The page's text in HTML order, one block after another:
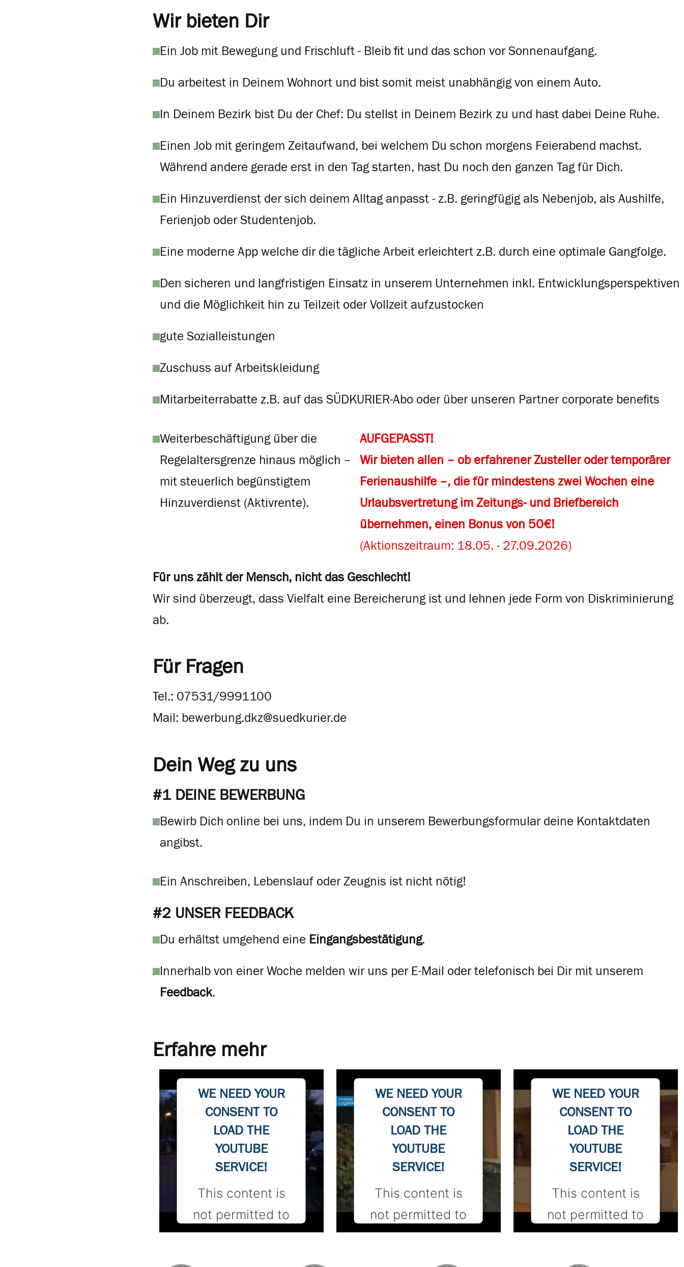
Wir bieten Dir
Ein Job mit Bewegung und Frischluft - Bleib fit und das schon vor Sonnenaufgang.
Du arbeitest in Deinem Wohnort und bist somit meist unabhängig von einem Auto.
In Deinem Bezirk bist Du der Chef: Du stellst in Deinem Bezirk zu und hast dabei Deine Ruhe.
Einen Job mit geringem Zeitaufwand, bei welchem Du schon morgens Feierabend machst.
Während andere gerade erst in den Tag starten, hast Du noch den ganzen Tag für Dich.
Ein Hinzuverdienst der sich deinem Alltag anpasst - z.B. geringfügig als Nebenjob, als Aushilfe,
Ferienjob oder Studentenjob.
Eine moderne App welche dir die tägliche Arbeit erleichtert z.B. durch eine optimale Gangfolge.
Den sicheren und langfristigen Einsatz in unserem Unternehmen inkl. Entwicklungsperspektiven
und die Möglichkeit hin zu Teilzeit oder Vollzeit aufzustocken
gute Sozialleistungen
Zuschuss auf Arbeitskleidung
Mitarbeiterrabatte z.B. auf das SÜDKURIER-Abo oder über unseren Partner corporate benefits
Weiterbeschäftigung über die
Regelaltersgrenze hinaus möglich –
mit steuerlich begünstigtem
Hinzuverdienst (Aktivrente).
AUFGEPASST!
Wir bieten allen – ob erfahrener Zusteller oder temporärer
Ferienaushilfe –, die für mindestens zwei Wochen eine
Urlaubsvertretung im Zeitungs- und Briefbereich
übernehmen, einen Bonus von 50€!
(Aktionszeitraum: 18.05. - 27.09.2026)
Für uns zählt der Mensch, nicht das Geschlecht!
Wir sind überzeugt, dass Vielfalt eine Bereicherung ist und lehnen jede Form von Diskriminierung
ab.
Für Fragen
Tel.: 07531/9991100
Mail: bewerbung.dkz@suedkurier.de
Dein Weg zu uns
#1 DEINE BEWERBUNG
Bewirb Dich online bei uns, indem Du in unserem Bewerbungsformular deine Kontaktdaten
angibst.
Ein Anschreiben, Lebenslauf oder Zeugnis ist nicht nötig!
#2 UNSER FEEDBACK
Du erhältst umgehend eine Eingangsbestätigung.
Innerhalb von einer Woche melden wir uns per E-Mail oder telefonisch bei Dir mit unserem
Feedback.
Erfahre mehr
WE NEED YOUR
CONSENT TO
LOAD THE
YOUTUBE
SERVICE!
This content is
not permitted to
load due to
WE NEED YOUR
CONSENT TO
LOAD THE
YOUTUBE
SERVICE!
This content is
not permitted to
load due to
WE NEED YOUR
CONSENT TO
LOAD THE
YOUTUBE
SERVICE!
This content is
not permitted to
load due to